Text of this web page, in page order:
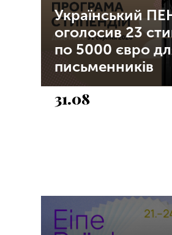
Український
оголосив 23
по 5000 євро
письменників
31.08